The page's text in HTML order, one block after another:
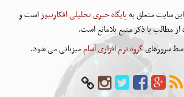
سایت متعلق بهپایگاه خبری تحلیلی افکارنیوزاست و
از مطالب با ذکر منبع بلامانع است.
سرورهایگروه نرم افزاری آساممیزبانی می شود.